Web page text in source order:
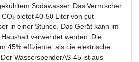
Sodawasser. Das Vermischen
bietet 40-50 Liter von gut
in einer Stunde. Das Gerät kann im
verwendet werden. Die
45% effizienter als die elektrische
WasserspenderAS-45 ist aus